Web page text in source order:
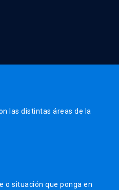
las distintas áreas de la
o situación que ponga en